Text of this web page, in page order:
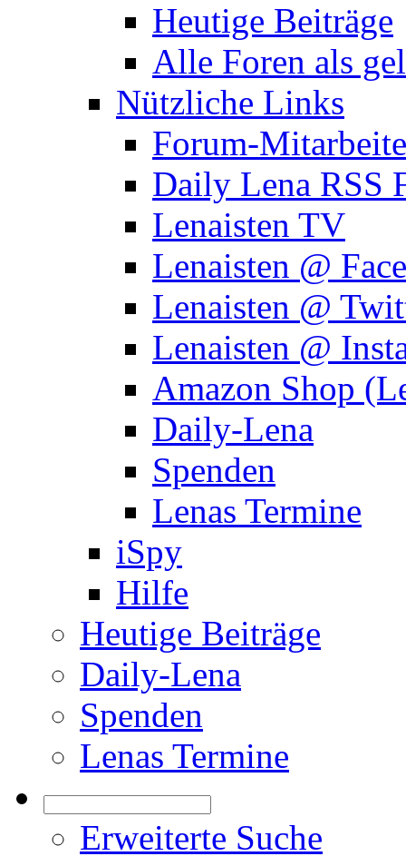
Heutige Beiträge
Alle Foren als
Nützliche Links
Forum-
Daily Lena RSS
Lenaisten TV
Lenaisten @
Lenaisten @
Lenaisten @
Amazon Shop
Daily-Lena
Spenden
Lenas Termine
iSpy
Hilfe
Heutige Beiträge
Daily-Lena
Spenden
Lenas Termine
Erweiterte Suche